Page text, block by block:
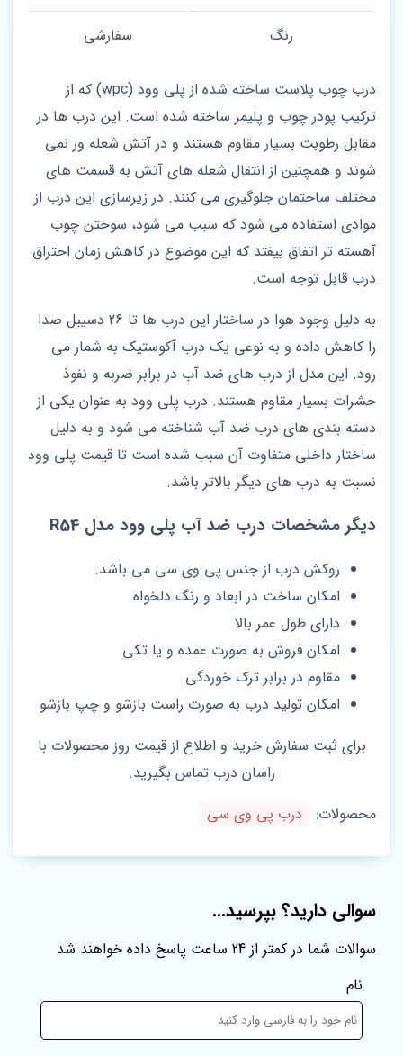
رنگ سفارشی
درب چوب پلاست ساخته شده از پلی وود (wpc) که از
ترکیب پودر چوب و پلیمر ساخته شده است. این درب ها در
مقابل رطوبت بسیار مقاوم هستند و در آتش شعله ور نمی
شوند و همچنین از انتقال شعله های آتش به قسمت های
مختلف ساختمان جلوگیری می کنند. در زیرسازی این درب از
موادی استفاده می شود که سبب می شود، سوختن چوب
آهسته تر اتفاق بیفتد که این موضوع در کاهش زمان احتراق
درب قابل توجه است.
به دلیل وجود هوا در ساختار این درب ها تا 26 دسیبل صدا
را کاهش داده و به نوعی یک درب آکوستیک به شمار می
رود. این مدل از درب های ضد آب در برابر ضربه و نفوذ
حشرات بسیار مقاوم هستند. درب پلی وود به عنوان یکی از
دسته بندی های درب ضد آب شناخته می شود و به دلیل
ساختار داخلی متفاوت آن سبب شده است تا قیمت پلی وود
نسبت به درب های دیگر بالاتر باشد.
دیگر مشخصات درب ضد آب پلی وود مدل R54
روکش درب از جنس پی وی سی می باشد.
امکان ساخت در ابعاد و رنگ دلخواه
دارای طول عمر بالا
امکان فروش به صورت عمده و یا تکی
مقاوم در برابر ترک خوردگی
امکان تولید درب به صورت راست بازشو و چپ بازشو
برای ثبت سفارش خرید و اطلاع از قیمت روز محصولات با
راسان درب تماس بگیرید.
محصولات:
درب پی وی سی
سوالی دارید؟ بپرسید...
سوالات شما در کمتر از 24 ساعت پاسخ داده خواهند شد
نام